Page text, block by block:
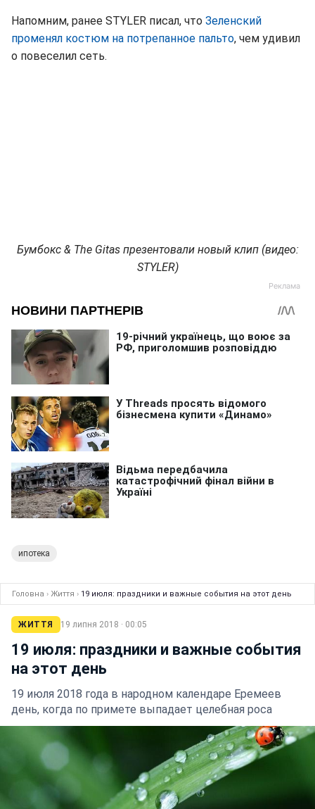
Напомним, ранее STYLER писал, что Зеленский
променял костюм на потрепанное пальто, чем удивил
о повеселил сеть.
Бумбокс & The Gitas презентовали новый клип (видео:
STYLER)
ипотека
Головна › Життя › 19 июля: праздники и важные события на этот день
ЖИТТЯ 19 липня 2018 · 00:05
19 июля: праздники и важные события
на этот день
19 июля 2018 года в народном календаре Еремеев
день, когда по примете выпадает целебная роса